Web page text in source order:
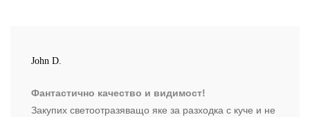
John D.
Фантастично качество и видимост!
Закупих светоотразяващо яке за разходка с куче и не